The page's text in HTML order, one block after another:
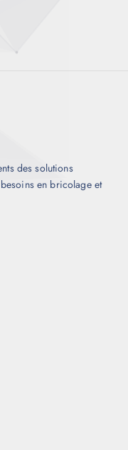
des solutions
en bricolage et